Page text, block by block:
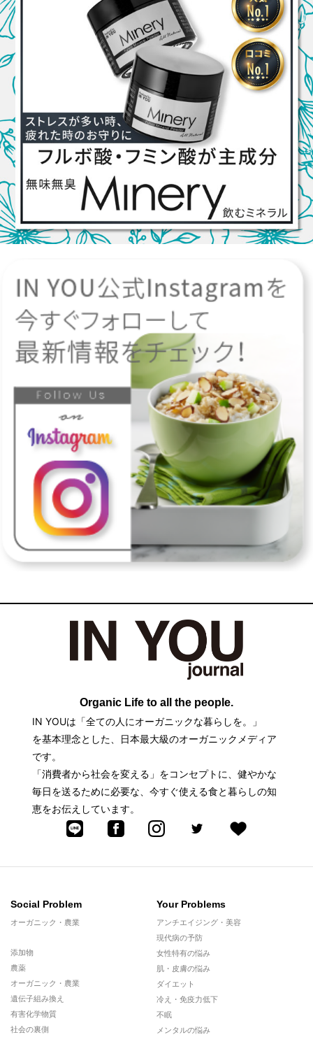
Organic Life to all the people.
IN YOUは「全ての人にオーガニックな暮らしを。」
を基本理念とした、日本最大級のオーガニックメディア
です。
「消費者から社会を変える」をコンセプトに、健やかな
毎日を送るために必要な、今すぐ使える食と暮らしの知
恵をお伝えしています。
Social Problem
オーガニック・農業
添加物
農薬
オーガニック・農業
遺伝子組み換え
有害化学物質
社会の裏側
Your Problems
アンチエイジング・美容
現代病の予防
女性特有の悩み
肌・皮膚の悩み
ダイエット
冷え・免疫力低下
不眠
メンタルの悩み